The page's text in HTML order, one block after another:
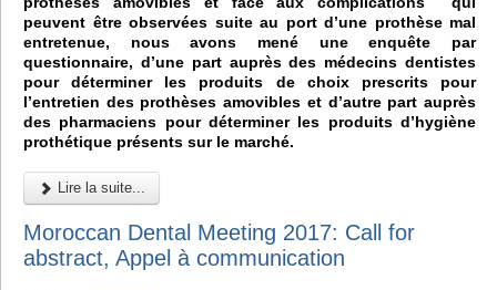
peuvent être observées suite au port d’une prothèse mal
entretenue, nous avons mené une enquête par
questionnaire, d’une part auprès des médecins dentistes
pour déterminer les produits de choix prescrits pour
l’entretien des prothèses amovibles et d’autre part auprès
des pharmaciens pour déterminer les produits d’hygiène
prothétique présents sur le marché.
Lire la suite...
Moroccan Dental Meeting 2017: Call for
abstract, Appel à communication